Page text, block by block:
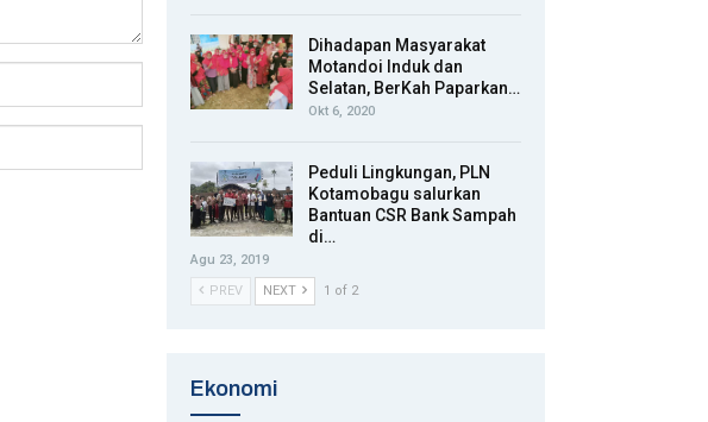
Dihadapan Masyarakat
Motandoi Induk dan
Selatan, BerKah Paparkan…
Okt 6, 2020
Peduli Lingkungan, PLN
Kotamobagu salurkan
Bantuan CSR Bank Sampah
di…
Agu 23, 2019
PREV
NEXT 1 of 2
Ekonomi